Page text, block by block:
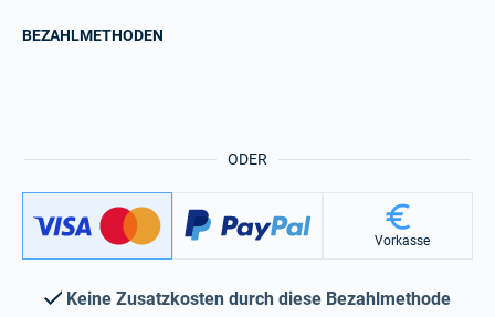
ODER
BEZAHLMETHODEN
Vorkasse
Keine Zusatzkosten durch diese Bezahlmethode